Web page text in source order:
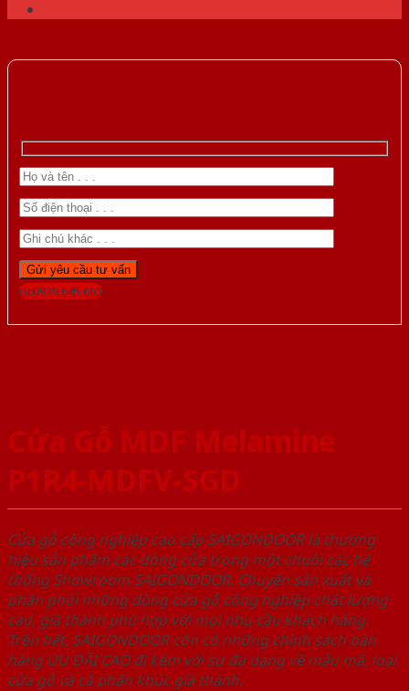
Gọi 0939.645.663
Cửa Gỗ MDF Melamine
P1R4-MDFV-SGD
Cửa gỗ công nghiệp cao cấp SAIGONDOOR là thương
hiệu sản phẩm các dòng cửa trong một chuỗi các hệ
thống Showroom SAIGONDOOR. Chuyên sản xuất và
phân phối những dòng cửa gỗ công nghiệp chất lượng
cao, giá thành phù hợp với mọi nhu cầu khách hàng.
Trên hết, SAIGONDOOR còn có những chính sách bán
hàng ƯU ĐÃI CAO đi kèm với sự đa dạng về mẫu mã, loại
cửa gỗ và cả phân khúc giá thành.